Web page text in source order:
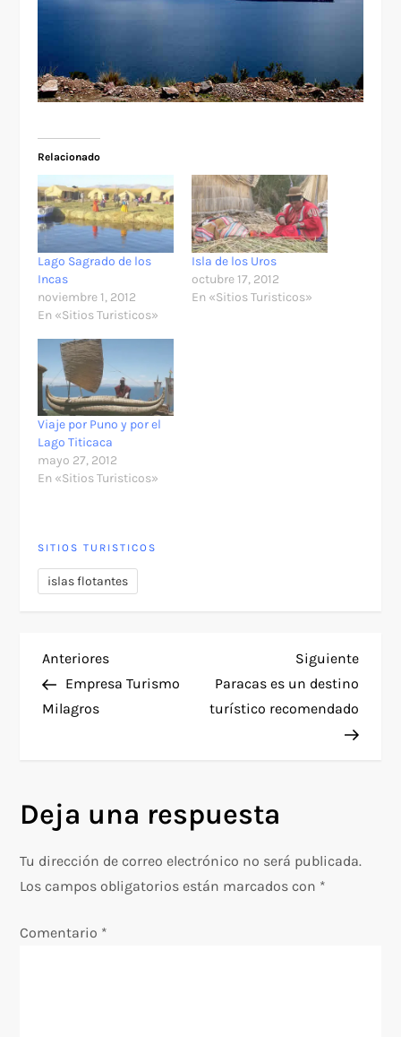
Relacionado
Lago Sagrado de los
Incas
noviembre 1, 2012
En «Sitios Turisticos»
Isla de los Uros
octubre 17, 2012
En «Sitios Turisticos»
Viaje por Puno y por el
Lago Titicaca
mayo 27, 2012
En «Sitios Turisticos»
SITIOS TURISTICOS
islas flotantes
N
a
g
a
Entrada
anterior
Anteriores
Empresa Turismo
Milagros
Siguiente
Paracas es un destino
turístico recomendado
Deja una respuesta
Tu dirección de correo electrónico no será publicada.
Los campos obligatorios están marcados con *
Comentario *